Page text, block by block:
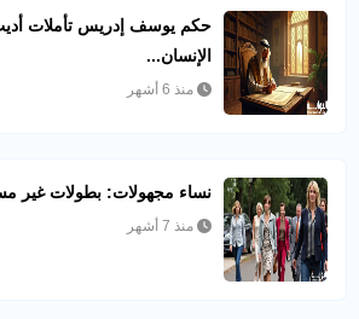
حكم يوسف إدريس تأملات
الإنسان...
منذ 6 أشهر
نساء مجهولات: بطولات غير
منذ 7 أشهر